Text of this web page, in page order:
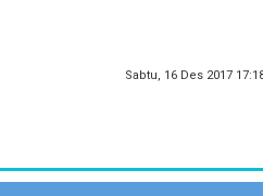
Sabtu, 16 Des 2017